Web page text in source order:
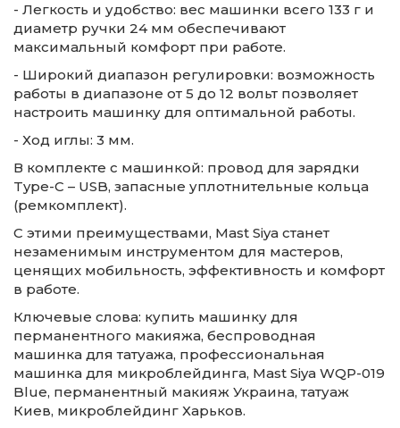
- Легкость и удобство: вес машинки всего 133 г и
диаметр ручки 24 мм обеспечивают
максимальный комфорт при работе.
- Широкий диапазон регулировки: возможность
работы в диапазоне от 5 до 12 вольт позволяет
настроить машинку для оптимальной работы.
- Ход иглы: 3 мм.
В комплекте с машинкой: провод для зарядки
Type-C – USB, запасные уплотнительные кольца
(ремкомплект).
С этими преимуществами, Mast Siya станет
незаменимым инструментом для мастеров,
ценящих мобильность, эффективность и комфорт
в работе.
Ключевые слова: купить машинку для
перманентного макияжа, беспроводная
машинка для татуажа, профессиональная
машинка для микроблейдинга, Mast Siya WQP-019
Blue, перманентный макияж Украина, татуаж
Киев, микроблейдинг Харьков.